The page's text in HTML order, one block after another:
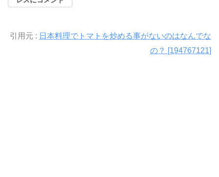
引用元 : 日本料理でトマトを炒める事がないのはなんでな
の？ [194767121]